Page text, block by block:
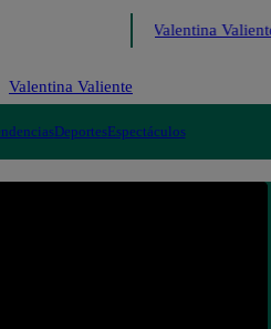
Valentina Valiente
Valentina Valiente
DeportesEspectáculos